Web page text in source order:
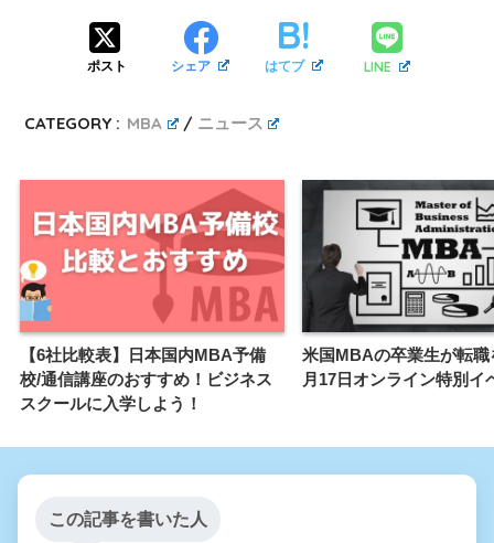
ポスト シェア はてブ LINE
CATEGORY : MBA ニュース
【6社比較表】日本国内MBA予備
校/通信講座のおすすめ！ビジネス
スクールに入学しよう！
米国MBAの卒業生が転職
月17日オンライン特別イ
この記事を書いた人